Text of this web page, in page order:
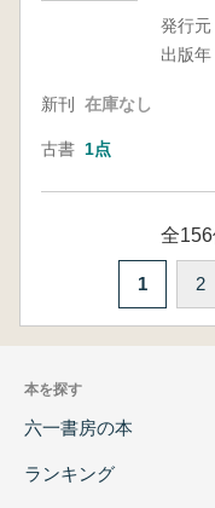
発行元
出版年
新刊 在庫なし
古書 1点
全
1 2
本を探す
六一書房の本
ランキング